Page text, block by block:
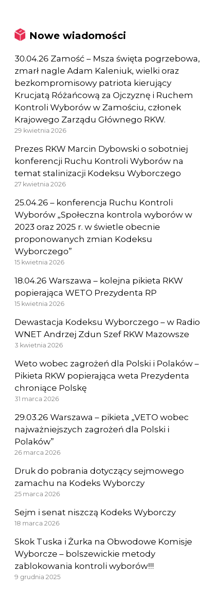
Nowe wiadomości
30.04.26 Zamość – Msza święta pogrzebowa,
zmarł nagle Adam Kaleniuk, wielki oraz
bezkompromisowy patriota kierujący
Krucjatą Różańcową za Ojczyznę i Ruchem
Kontroli Wyborów w Zamościu, członek
Krajowego Zarządu Głównego RKW.
29 kwietnia 2026
Prezes RKW Marcin Dybowski o sobotniej
konferencji Ruchu Kontroli Wyborów na
temat stalinizacji Kodeksu Wyborczego
27 kwietnia 2026
25.04.26 – konferencja Ruchu Kontroli
Wyborów „Społeczna kontrola wyborów w
2023 oraz 2025 r. w świetle obecnie
proponowanych zmian Kodeksu
Wyborczego”
15 kwietnia 2026
18.04.26 Warszawa – kolejna pikieta RKW
popierająca WETO Prezydenta RP
15 kwietnia 2026
Dewastacja Kodeksu Wyborczego – w Radio
WNET Andrzej Zdun Szef RKW Mazowsze
3 kwietnia 2026
Weto wobec zagrożeń dla Polski i Polaków –
Pikieta RKW popierająca weta Prezydenta
chroniące Polskę
31 marca 2026
29.03.26 Warszawa – pikieta „VETO wobec
najważniejszych zagrożeń dla Polski i
Polaków”
26 marca 2026
Druk do pobrania dotyczący sejmowego
zamachu na Kodeks Wyborczy
25 marca 2026
Sejm i senat niszczą Kodeks Wyborczy
18 marca 2026
Skok Tuska i Żurka na Obwodowe Komisje
Wyborcze – bolszewickie metody
zablokowania kontroli wyborów!!!
9 grudnia 2025